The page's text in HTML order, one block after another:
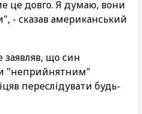
це довго. Я думаю, вони
- сказав американський
що син
"неприйнятним"
переслідувати будь-